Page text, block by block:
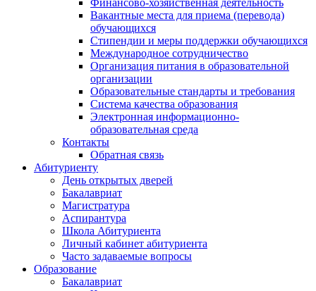
Вакантные места для приема (перевода)
обучающихся
Стипендии и меры поддержки обучающихся
Международное сотрудничество
Организация питания в образовательной
организации
Образовательные стандарты и требования
Система качества образования
Электронная информационно-
образовательная среда
Контакты
Обратная связь
Абитуриенту
День открытых дверей
Бакалавриат
Магистратура
Аспирантура
Школа Абитуриента
Личный кабинет абитуриента
Часто задаваемые вопросы
Образование
Бакалавриат